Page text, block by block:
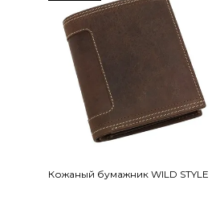
Кожаный бумажник WILD STYLE